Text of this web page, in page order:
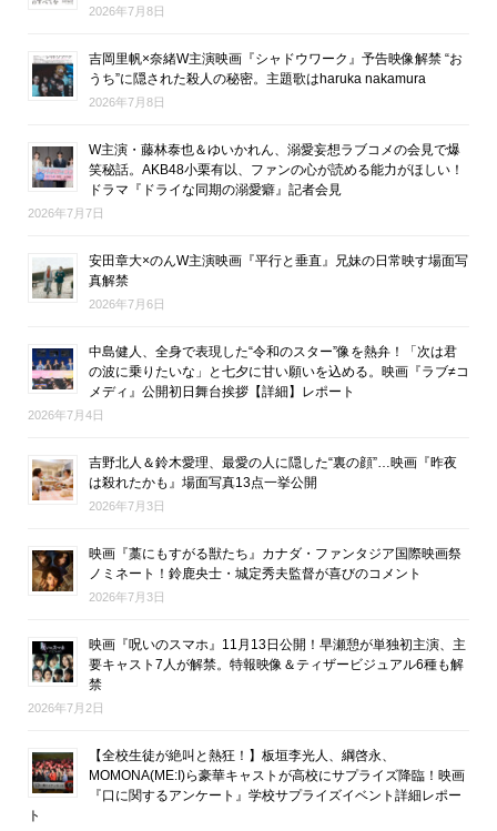
2026年7月8日
吉岡里帆×奈緒W主演映画『シャドウワーク』予告映像解禁 “お
うち”に隠された殺人の秘密。主題歌はharuka nakamura
2026年7月8日
W主演・藤林泰也＆ゆいかれん、溺愛妄想ラブコメの会見で爆
笑秘話。AKB48小栗有以、ファンの心が読める能力がほしい！
ドラマ『ドライな同期の溺愛癖』記者会見
2026年7月7日
安田章大×のんW主演映画『平行と垂直』兄妹の日常映す場面写
真解禁
2026年7月6日
中島健人、全身で表現した“令和のスター”像を熱弁！「次は君
の波に乗りたいな」と七夕に甘い願いを込める。映画『ラブ≠コ
メディ』公開初日舞台挨拶【詳細】レポート
2026年7月4日
吉野北人＆鈴木愛理、最愛の人に隠した“裏の顔”…映画『昨夜
は殺れたかも』場面写真13点一挙公開
2026年7月3日
映画『藁にもすがる獣たち』カナダ・ファンタジア国際映画祭
ノミネート！鈴鹿央士・城定秀夫監督が喜びのコメント
2026年7月3日
映画『呪いのスマホ』11月13日公開！早瀬憩が単独初主演、主
要キャスト7人が解禁。特報映像＆ティザービジュアル6種も解
禁
2026年7月2日
【全校生徒が絶叫と熱狂！】板垣李光人、綱啓永、
MOMONA(ME:I)ら豪華キャストが高校にサプライズ降臨！映画
『口に関するアンケート』学校サプライズイベント詳細レポー
ト